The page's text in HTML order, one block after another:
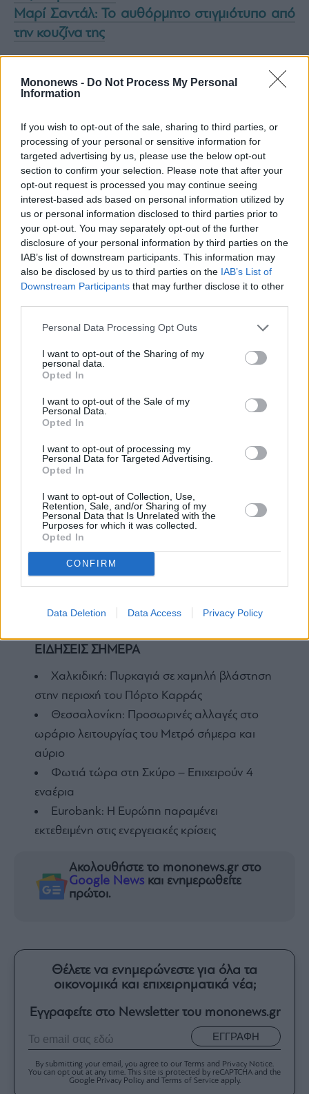
Mononews - Do Not Process My Personal
Information
If you wish to opt-out of the sale, sharing to third parties, or
processing of your personal or sensitive information for
targeted advertising by us, please use the below opt-out
section to confirm your selection. Please note that after your
opt-out request is processed you may continue seeing
interest-based ads based on personal information utilized by
us or personal information disclosed to third parties prior to
your opt-out. You may separately opt-out of the further
disclosure of your personal information by third parties on the
IAB’s list of downstream participants. This information may
also be disclosed by us to third parties on the IAB’s List of
Downstream Participants that may further disclose it to other
Personal Data Processing Opt Outs
I want to opt-out of the Sharing of my
personal data.
Opted In
I want to opt-out of the Sale of my
Personal Data.
Opted In
I want to opt-out of processing my
Personal Data for Targeted Advertising.
Opted In
I want to opt-out of Collection, Use,
Retention, Sale, and/or Sharing of my
Personal Data that Is Unrelated with the
Purposes for which it was collected.
Opted In
CONFIRM
Data Deletion Data Access Privacy Policy
Μαρί Σαντάλ: Το αυθόρμητο στιγμιότυπο από
την κουζίνα της
Νατάσα Θεοδωρίδου
Σάκης Ρουβάς
ΕΙΔΗΣΕΙΣ ΣΗΜΕΡΑ
Χαλκιδική: Πυρκαγιά σε χαμηλή βλάστηση
στην περιοχή του Πόρτο Καρράς
Θεσσαλονίκη: Προσωρινές αλλαγές στο
ωράριο λειτουργίας του Μετρό σήμερα και
αύριο
Φωτιά τώρα στη Σκύρο – Επιχειρούν 4
εναέρια
Eurobank: Η Ευρώπη παραμένει
εκτεθειμένη στις ενεργειακές κρίσεις
Ακολουθήστε το mononews.gr στο
Google News και ενημερωθείτε
πρώτοι.
Θέλετε να ενημερώνεστε για όλα τα
οικονομικά και επιχειρηματικά νέα;
Εγγραφείτε στο Newsletter του mononews.gr
ΕΓΓΡΑΦΗ
By submitting your email, you agree to our Terms and Privacy Notice.
You can opt out at any time. This site is protected by reCAPTCHA and the
Google Privacy Policy and Terms of Service apply.